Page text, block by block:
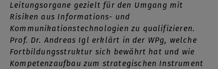
Leitungsorgane gezielt für den Umgang mit
Risiken aus Informations- und
Kommunikationstechnologien zu qualifizieren.
Prof. Dr. Andreas Igl erklärt in der WPg, welche
Fortbildungsstruktur sich bewährt hat und wie
Kompetenzaufbau zum strategischen Instrument